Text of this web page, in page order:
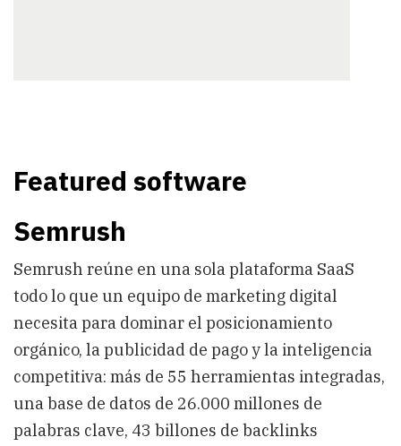
Featured software
Semrush
Semrush reúne en una sola plataforma SaaS
todo lo que un equipo de marketing digital
necesita para dominar el posicionamiento
orgánico, la publicidad de pago y la inteligencia
competitiva: más de 55 herramientas integradas,
una base de datos de 26.000 millones de
palabras clave, 43 billones de backlinks